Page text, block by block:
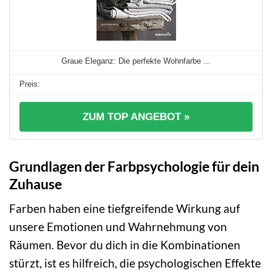
Graue Eleganz: Die perfekte Wohnfarbe ...
ZUM TOP ANGEBOT »
Grundlagen der Farbpsychologie für dein
Zuhause
Farben haben eine tiefgreifende Wirkung auf
unsere Emotionen und Wahrnehmung von
Räumen. Bevor du dich in die Kombinationen
stürzt, ist es hilfreich, die psychologischen Effekte